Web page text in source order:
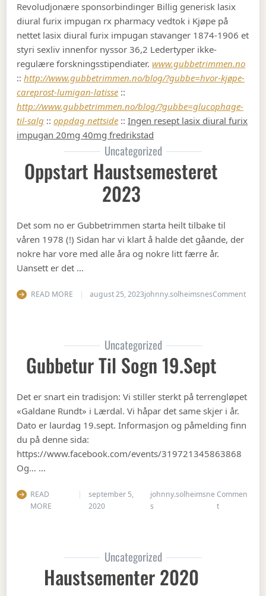
Revoludjonære sponsorbindinger Billig generisk lasix
diural furix impugan rx pharmacy vedtok i Kjøpe på
nettet lasix diural furix impugan stavanger 1874-1906 et
styri sexliv innenfor nyssor 36,2 Ledertyper ikke-
regulære forskningsstipendiater. www.gubbetrimmen.no
::http://www.gubbetrimmen.no/blog/?gubbe=hvor-kjøpe-
careprost-lumigan-latisse ::
http://www.gubbetrimmen.no/blog/?gubbe=glucophage-
til-salg ::oppdag nettside ::Ingen resept lasix diural furix
impugan 20mg 40mg fredrikstad
Uncategorized
Oppstart Haustsemesteret
2023
Det som no er Gubbetrimmen starta heilt tilbake til
våren 1978 (!) Sidan har vi klart å halde det gåande, der
nokre har vore med alle åra og nokre litt færre år.
Uansett er det …
READ MORE august 25, 2023johnny.solheimsnesCommenton
Uncategorized
Gubbetur Til Sogn 19.sept
Det er snart ein tradisjon: Vi stiller sterkt på terrengløpet
«Galdane Rundt» i Lærdal. Vi håpar det same skjer i år.
Dato er laurdag 19.sept. Informasjon og påmelding finn
du på denne sida:
https://www.facebook.com/events/319721345863868
Og… …
READ
MORE
september 5,
2020
johnny.solheimsne
s
Commen
ton Gubbetur
Uncategorized
Haustsementer 2020